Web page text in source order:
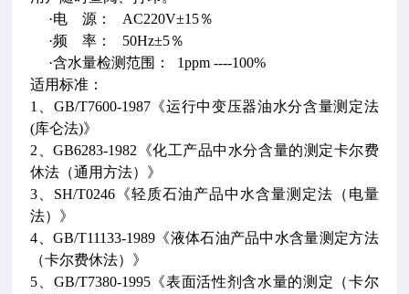
·电 源： AC220V±15％
·频 率： 50Hz±5％
·含水量检测范围： 1ppm ----100%
适用标准：
1、GB/T7600-1987《运行中变压器油水分含量测定法
(库仑法)》
2、GB6283-1982《化工产品中水分含量的测定卡尔费
休法（通用方法）》
3、SH/T0246《轻质石油产品中水含量测定法（电量
法）》
4、GB/T11133-1989《液体石油产品中水含量测定方法
（卡尔费休法）》
5、GB/T7380-1995《表面活性剂含水量的测定（卡尔